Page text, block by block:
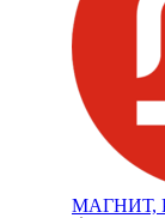
МАГНИТ,